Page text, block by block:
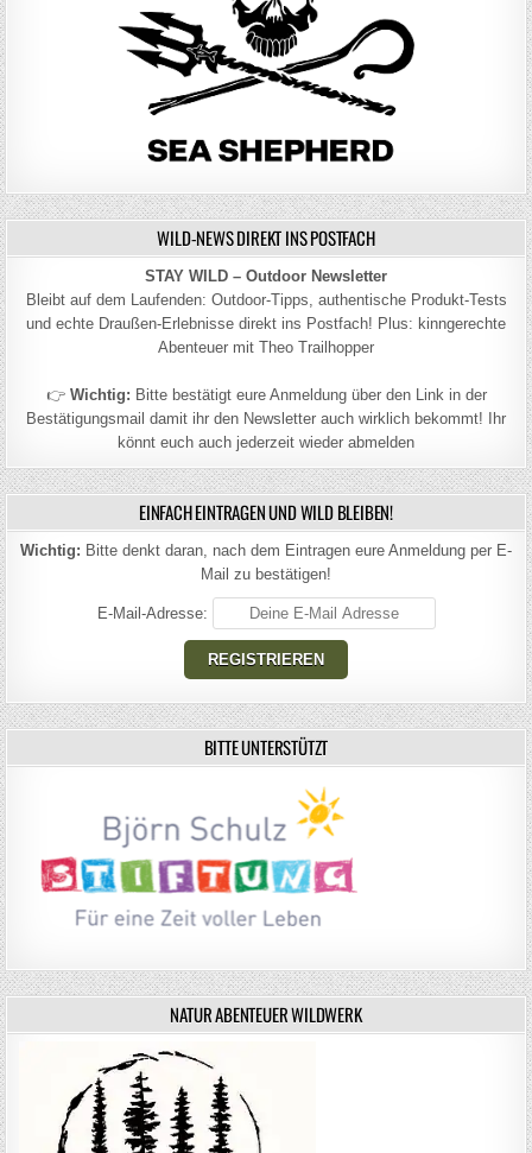
WILD-NEWS DIREKT INS POSTFACH
STAY WILD – Outdoor Newsletter
Bleibt auf dem Laufenden: Outdoor-Tipps, authentische Produkt-Tests
und echte Draußen-Erlebnisse direkt ins Postfach! Plus: kinngerechte
Abenteuer mit Theo Trailhopper
👉 Wichtig: Bitte bestätigt eure Anmeldung über den Link in der
Bestätigungsmail damit ihr den Newsletter auch wirklich bekommt! Ihr
könnt euch auch jederzeit wieder abmelden
EINFACH EINTRAGEN UND WILD BLEIBEN!
Wichtig: Bitte denkt daran, nach dem Eintragen eure Anmeldung per E-
Mail zu bestätigen!
E-Mail-Adresse:
BITTE UNTERSTÜTZT
NATUR ABENTEUER WILDWERK